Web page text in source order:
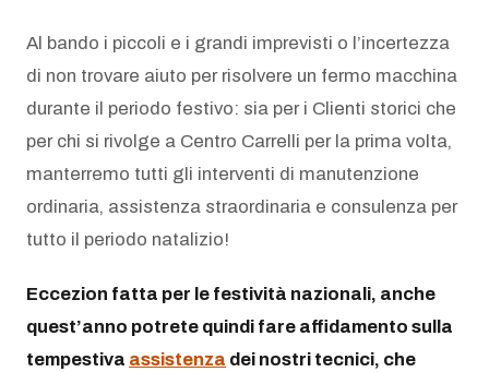
Al bando i piccoli e i grandi imprevisti o l’incertezza
di non trovare aiuto per risolvere un fermo macchina
durante il periodo festivo: sia per i Clienti storici che
per chi si rivolge a Centro Carrelli per la prima volta,
manterremo tutti gli interventi di manutenzione
ordinaria, assistenza straordinaria e consulenza per
tutto il periodo natalizio!
Eccezion fatta per le festività nazionali, anche
quest’anno potrete quindi fare affidamento sulla
tempestiva assistenza dei nostri tecnici, che